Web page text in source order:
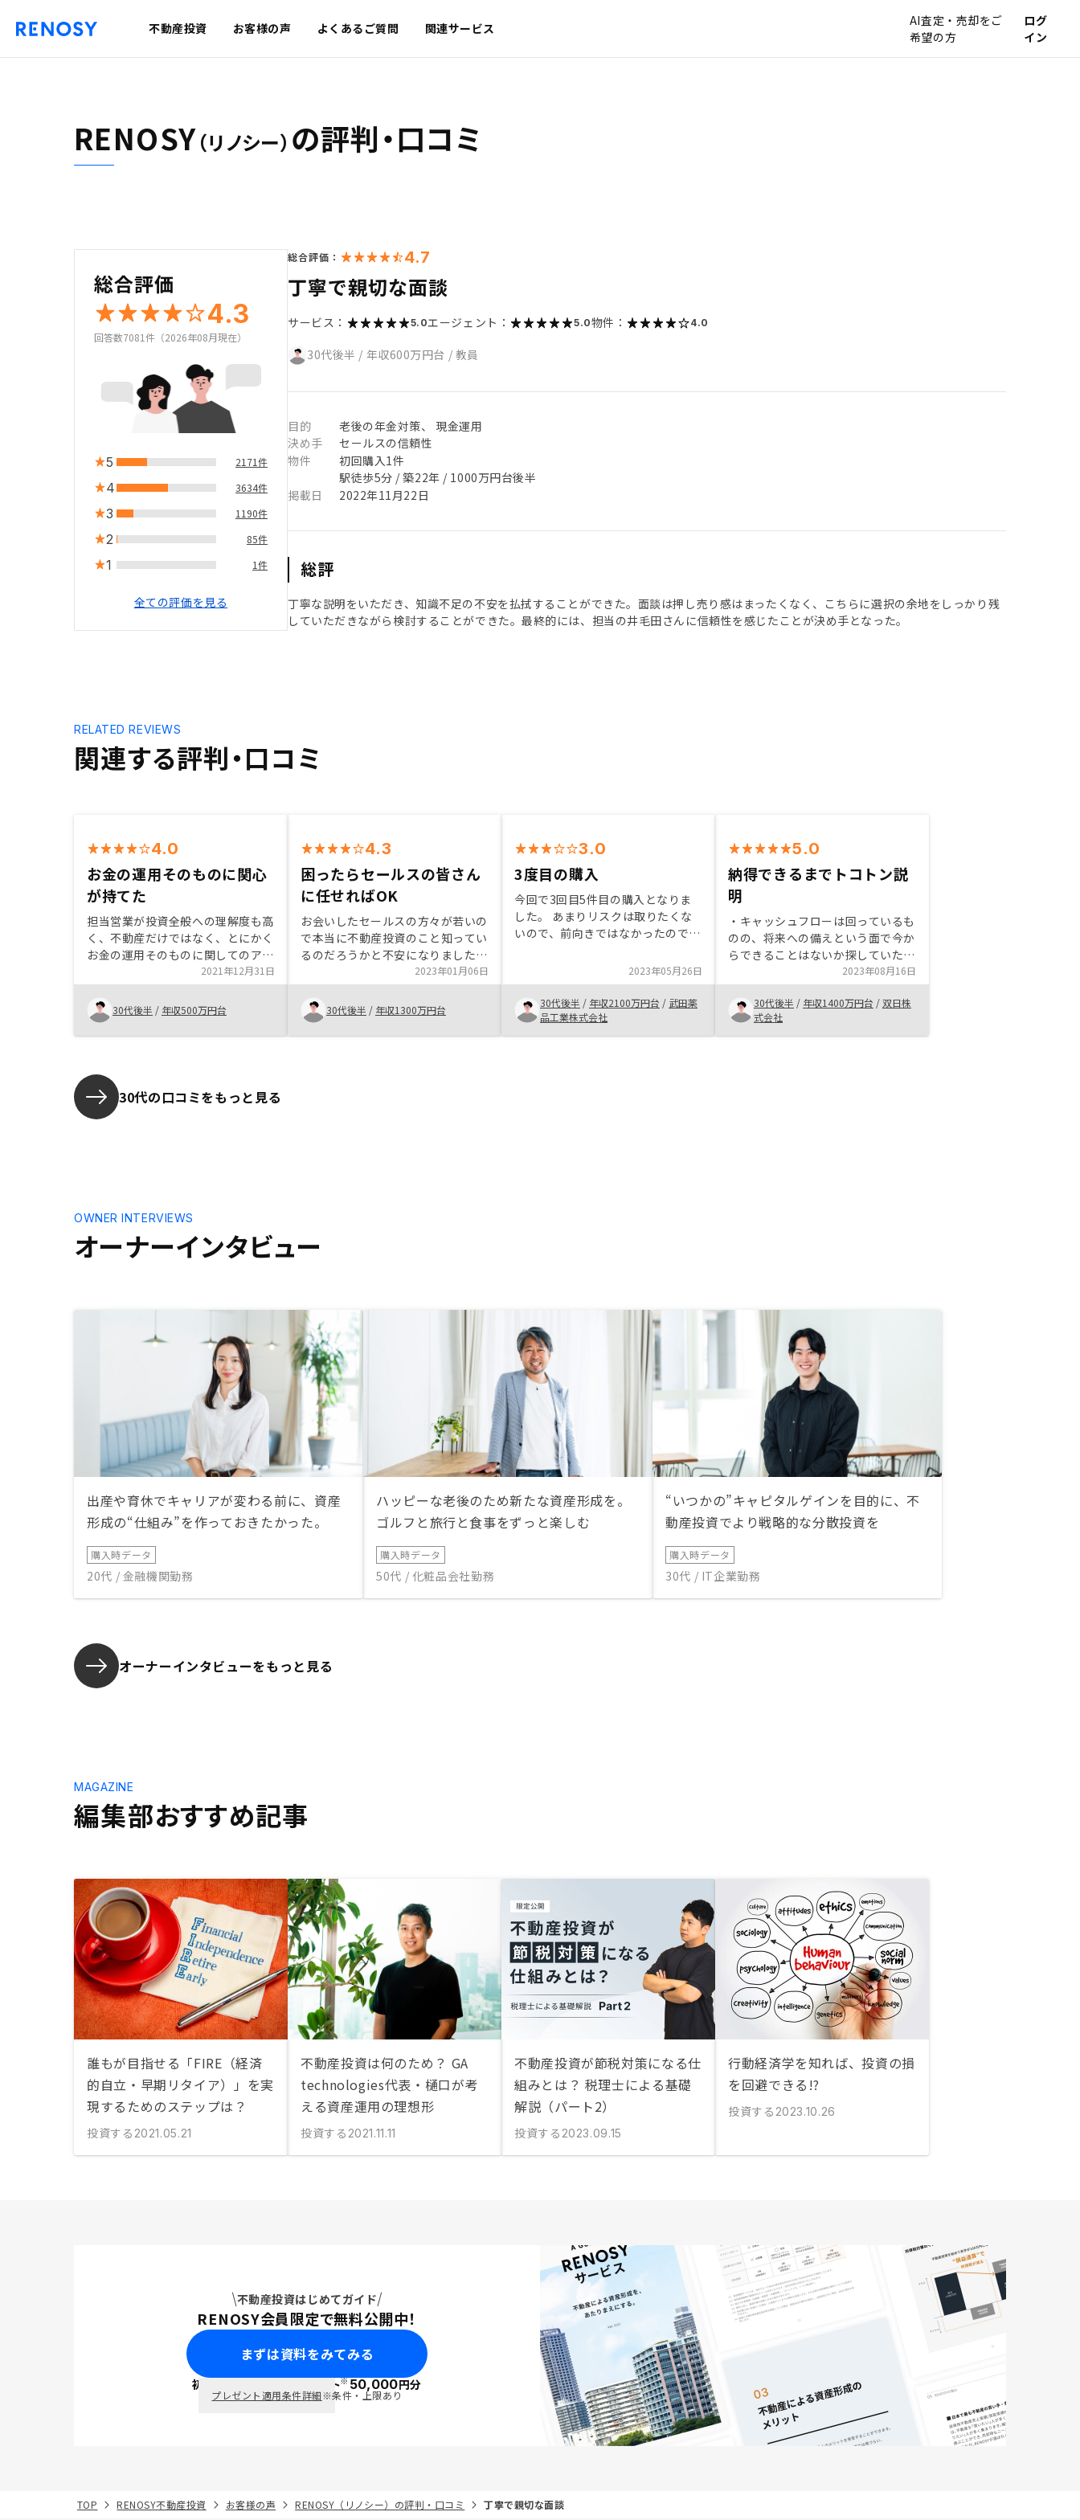
不動産投資 お客様の声 よくあるご質問 関連サービス
AI査定・売却をご
希望の方
ログ
イン
RENOSY（リノシー） の評判・口コミ
総合評価
4.3
回答数7081件（2026年08月現在）
5 2171件
4 3634件
3 1190件
2 85件
1 1件
全ての評価を見る
総合評価： 4.7
丁寧で親切な面談
サービス： 5.0エージェント： 5.0物件： 4.0
30代後半 / 年収600万円台 / 教員
目的
老後の年金対策、 現金運用
決め手
セールスの信頼性
物件
初回購入1件
駅徒歩5分 / 築22年 / 1000万円台後半
掲載日
2022年11月22日
総評
丁寧な説明をいただき、知識不足の不安を払拭することができた。面談は押し売り感はまったくなく、こちらに選択の余地をしっかり残
していただきながら検討することができた。最終的には、担当の井毛田さんに信頼性を感じたことが決め手となった。
関連する評判・口コミ
RELATED REVIEWS
4.0
お金の運用そのものに関心
が持てた
担当営業が投資全般への理解度も高
く、不動産だけではなく、とにかく
お金の運用そのものに関してのアド
バイスや知見を聞けたのはとても助
かった。担当自身も同じワンルーム
の運用をしている事も参考にしやす
かった。テクノロジーで最適な物件
を紹介すると謳っているが、どんな
件を紹介してきているのか、経緯が
イマイチ読めない。
2021年12月31日
30代後半 / 年収500万円台
4.3
困ったらセールスの皆さん
に任せればOK
お会いしたセールスの方々が若いの
で本当に不動産投資のこと知ってい
るのだろうかと不安になりました
が、結構細かい質問をしても親身に
なって回答をしてくれました。年齢
的に厳しい部分かも知れませんが、
不動産投資以外の投資についても自
身で経験し、その上で御社の取り扱
2023年01月06日
30代後半 / 年収1300万円台
3.0
3度目の購入
今回で3回目5件目の購入となりま
した。 あまりリスクは取りたくな
いので、前向きではなかったのです
決めました。相変わらず短いタイム
ラインで引き渡しまで進める担当者
の方の熱意には感心します。今後と
もよろしくお願いいたします。
2023年05月26日
30代後半 / 年収2100万円台 / 武田薬
品工業株式会社
5.0
納得できるまでトコトン説
明
・キャッシュフローは回っているも
のの、将来への備えという面で今か
らできることはないか探していたも
の。low risk low returnではある
が、確度の高い資産形成ができる
点、生命保険代わりになる点、及
び、当方に対する信用保険を活用で
きる点から、不動産投資を決めまし
2023年08月16日
30代後半 / 年収1400万円台 /双日株
式会社
30代の口コミをもっと見る
オーナーインタビュー
OWNER INTERVIEWS
出産や育休でキャリアが変わる前に、資産
形成の“仕組み”を作っておきたかった。
購入時データ
20代 / 金融機関勤務
ハッピーな老後のため新たな資産形成を。
ゴルフと旅行と食事をずっと楽しむ
購入時データ
50代 / 化粧品会社勤務
“いつかの”キャピタルゲインを目的に、不
動産投資でより戦略的な分散投資を
購入時データ
30代 / IT企業勤務
オーナーインタビューをもっと見る
編集部おすすめ記事
MAGAZINE
誰もが目指せる「FIRE（経済
的自立・早期リタイア）」を実
現するためのステップは？
投資する 2021.05.21
不動産投資は何のため？ GA
technologies代表・樋口が考
える資産運用の理想形
投資する 2021.11.11
不動産投資が節税対策になる仕
組みとは？ 税理士による基礎
解説（パート2）
投資する 2023.09.15
行動経済学を知れば、投資の損
を回避できる!?
投資する 2023.10.26
不動産投資はじめてガイド
RENOSY会員限定で無料公開中！
まずは資料をみてみる
初回面談で ポイント※50,000円分
プレゼント適用条件詳細※条件・上限あり
TOP RENOSY不動産投資 お客様の声 RENOSY（リノシー）の評判・口コミ 丁寧で親切な面談